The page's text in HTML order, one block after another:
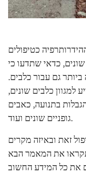
כטיפולים
כדאי שתדעו כי
גם עבור כלבים.
למגוון כלבים שונים,
בתנועה, כאבים
גופניים שונים ועוד.
זאת ובאיזה מקרים
את המאמר הבא